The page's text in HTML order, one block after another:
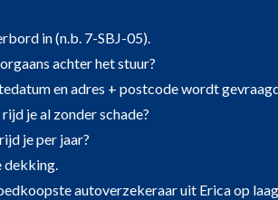
in (n.b. 7-SBJ-05).
achter het stuur?
en adres + postcode wordt
je al zonder schade?
je per jaar?
dekking.
autoverzekeraar uit Erica op